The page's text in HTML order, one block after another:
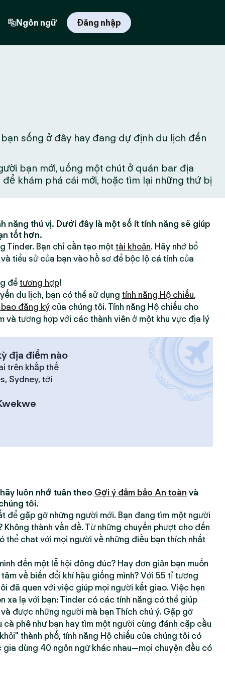
Ngôn ngữ Đăng nhập
sống ở đây hay đang dự định du lịch đến
bạn mới, uống một chút ở quán bar địa
khám phá cái mới, hoặc tìm lại những thứ bị
năng thú vị. Dưới đây là một số ít tính năng sẽ giúp
tốt hơn.
Tinder. Bạn chỉ cần tạo một tài khoản. Hãy nhớ bổ
tiểu sử của bạn vào hồ sơ để bộc lộ cá tính của
đểtương hợp!
du lịch, bạn có thể sử dụng tính năng Hộ chiếu,
đăng ký của chúng tôi. Tính năng Hộ chiếu cho
và tương hợp với các thành viên ở một khu vực địa lý
địa điểm nào
trên khắp thế
Sydney, tới
luôn nhớ tuân theo Gợi ý đảm bảo An toàn và
tôi.
để gặp gỡ những người mới. Bạn đang tìm một người
Không thành vấn đề. Từ những chuyến phượt cho đến
thể chat với mọi người về những điều bạn thích nhất
đến một lễ hội đông đúc? Hay đơn giản bạn muốn
về biến đổi khí hậu giống mình? Với 55 tỉ tương
đã quen với việc giúp mọi người kết giao. Việc hẹn
xa lạ với bạn: Tinder có các tính năng có thể giúp
được những người mà bạn Thích chú ý. Gặp gỡ
cà phê như bạn hay tìm một người cùng đánh cặp cầu
thành phố, tính năng Hộ chiếu của chúng tôi có
gia dùng 40 ngôn ngữ khác nhau—mọi chuyện đều có